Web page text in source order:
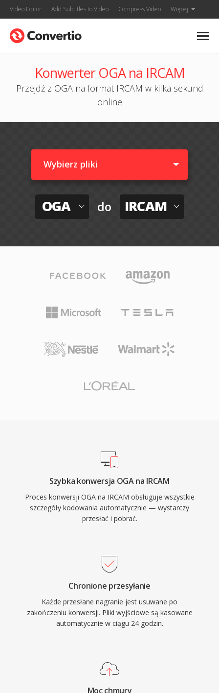
Video Editor Add Subtitles to Video Compress Video Więcej
Konwerter OGA na IRCAM
Przejdź z OGA na format IRCAM w kilka sekund
online
Wybierz pliki
OGA do IRCAM
Szybka konwersja OGA na IRCAM
Proces konwersji OGA na IRCAM obsługuje wszystkie
szczegóły kodowania automatycznie — wystarczy
przesłać i pobrać.
Chronione przesyłanie
Każde przesłane nagranie jest usuwane po
zakończeniu konwersji. Pliki wyjściowe są kasowane
automatycznie w ciągu 24 godzin.
Moc chmury